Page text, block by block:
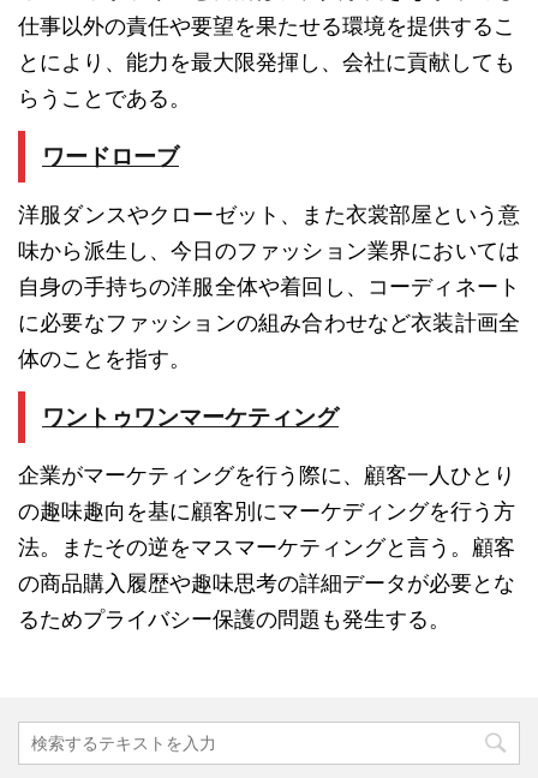
仕事以外の責任や要望を果たせる環境を提供するこ
とにより、能力を最大限発揮し、会社に貢献しても
らうことである。
ワードローブ
洋服ダンスやクローゼット、また衣裳部屋という意
味から派生し、今日のファッション業界においては
自身の手持ちの洋服全体や着回し、コーディネート
に必要なファッションの組み合わせなど衣装計画全
体のことを指す。
ワントゥワンマーケティング
企業がマーケティングを行う際に、顧客一人ひとり
の趣味趣向を基に顧客別にマーケディングを行う方
法。またその逆をマスマーケティングと言う。顧客
の商品購入履歴や趣味思考の詳細データが必要とな
るためプライバシー保護の問題も発生する。